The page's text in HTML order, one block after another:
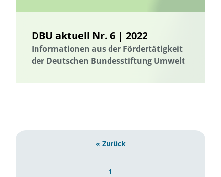
DBU aktuell Nr. 6 | 2022
Informationen aus der Fördertätigkeit
der Deutschen Bundesstiftung Umwelt
« Zurück
1